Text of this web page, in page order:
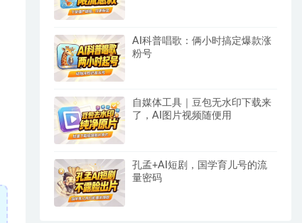
AI科普唱歌：俩小时搞定爆款涨
粉号
自媒体工具｜豆包无水印下载来
了，AI图片视频随便用
孔孟+AI短剧，国学育儿号的流
量密码